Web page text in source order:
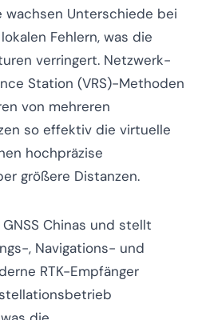
wachsen Unterschiede bei
Fehlern, was die
verringert. Netzwerk-
Station (VRS)-Methoden
von mehreren
so effektiv die virtuelle
hochpräzise
größere Distanzen.
Chinas und stellt
, Navigations- und
RTK-Empfänger